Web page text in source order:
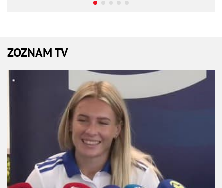
ZOZNAM TV